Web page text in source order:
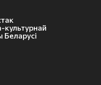
культурнай